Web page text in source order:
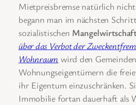
Mietpreisbremse natürlich
begann man im nächsten
sozialistischen
über das Verbot der
Wohnraum wird den
Wohnungseigentümern die
ihr Eigentum einzuschränken.
Immobilie fortan dauerhaft als